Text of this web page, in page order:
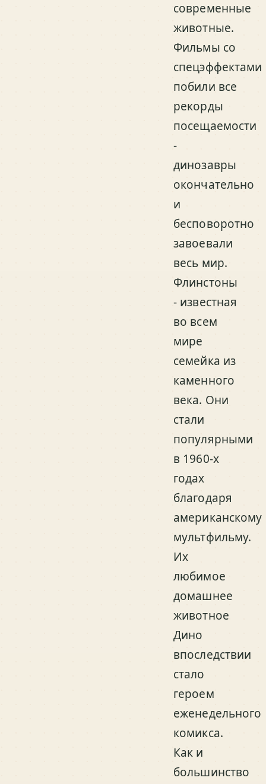
современные
животные.
Фильмы со
спецэффектами
побили все
рекорды
посещаемости
-
динозавры
окончательно
и
бесповоротно
завоевали
весь мир.
Флинстоны
- известная
во всем
мире
семейка из
каменного
века. Они
стали
популярными
в 1960-х
годах
благодаря
американскому
мультфильму.
Их
любимое
домашнее
животное
Дино
впоследствии
стало
героем
еженедельного
комикса.
Как и
большинство